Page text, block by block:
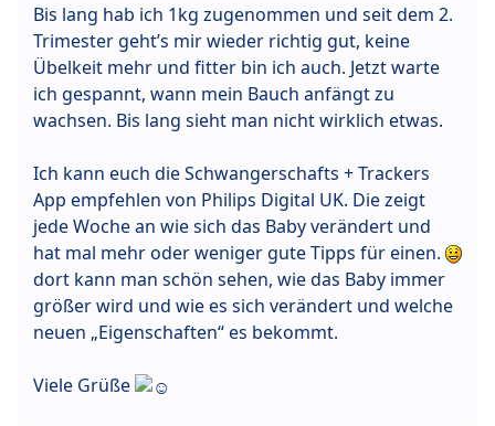
Bis lang hab ich 1kg zugenommen und seit dem 2.
Trimester geht’s mir wieder richtig gut, keine
Übelkeit mehr und fitter bin ich auch. Jetzt warte
ich gespannt, wann mein Bauch anfängt zu
wachsen. Bis lang sieht man nicht wirklich etwas.
Ich kann euch die Schwangerschafts + Trackers
App empfehlen von Philips Digital UK. Die zeigt
jede Woche an wie sich das Baby verändert und
hat mal mehr oder weniger gute Tipps für einen.
dort kann man schön sehen, wie das Baby immer
größer wird und wie es sich verändert und welche
neuen „Eigenschaften“ es bekommt.
Viele Grüße